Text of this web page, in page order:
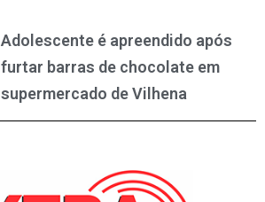
Adolescente é apreendido após
furtar barras de chocolate em
supermercado de Vilhena